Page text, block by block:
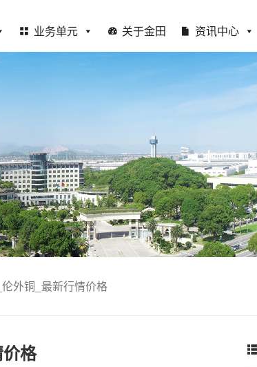
业务单元 关于金田 资讯中心
外铜_最新行情价格
格